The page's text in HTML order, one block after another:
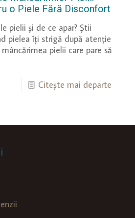
o Piele Fără Disconfort
pielii și de ce apar? Știi
pielea îți strigă după atenție
pielii care pare să
Citește mai departe